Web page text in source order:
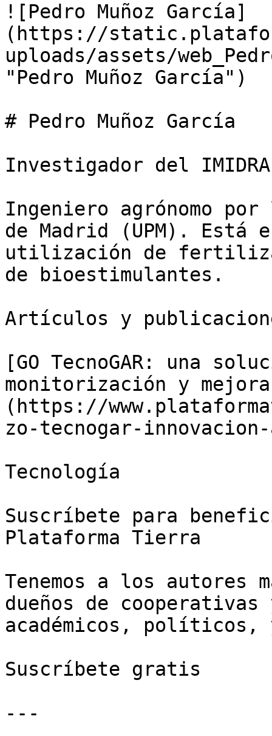
![Pedro Muñoz García]
(https://
uploads/assets/
"Pedro Muñoz García")
# Pedro Muñoz García
Investigador del IMIDRA
Ingeniero agrónomo
de Madrid (UPM). Está
utilización de
de bioestimulantes.
Artículos y
[GO TecnoGAR: una
monitorización y
(https://
zo-tecnogar-
Tecnología
Suscríbete para
Plataforma Tierra
Tenemos a los autores
dueños de cooperativas
académicos, políticos,
Suscríbete gratis
---